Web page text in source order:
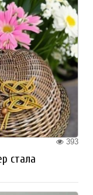
393
стала